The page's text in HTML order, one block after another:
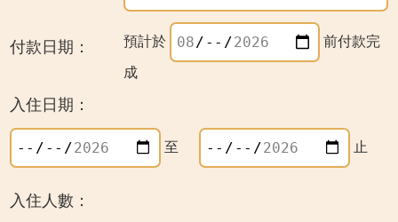
付款日期： 預計於 前付款完
成
入住日期：
至 止
入住人數：